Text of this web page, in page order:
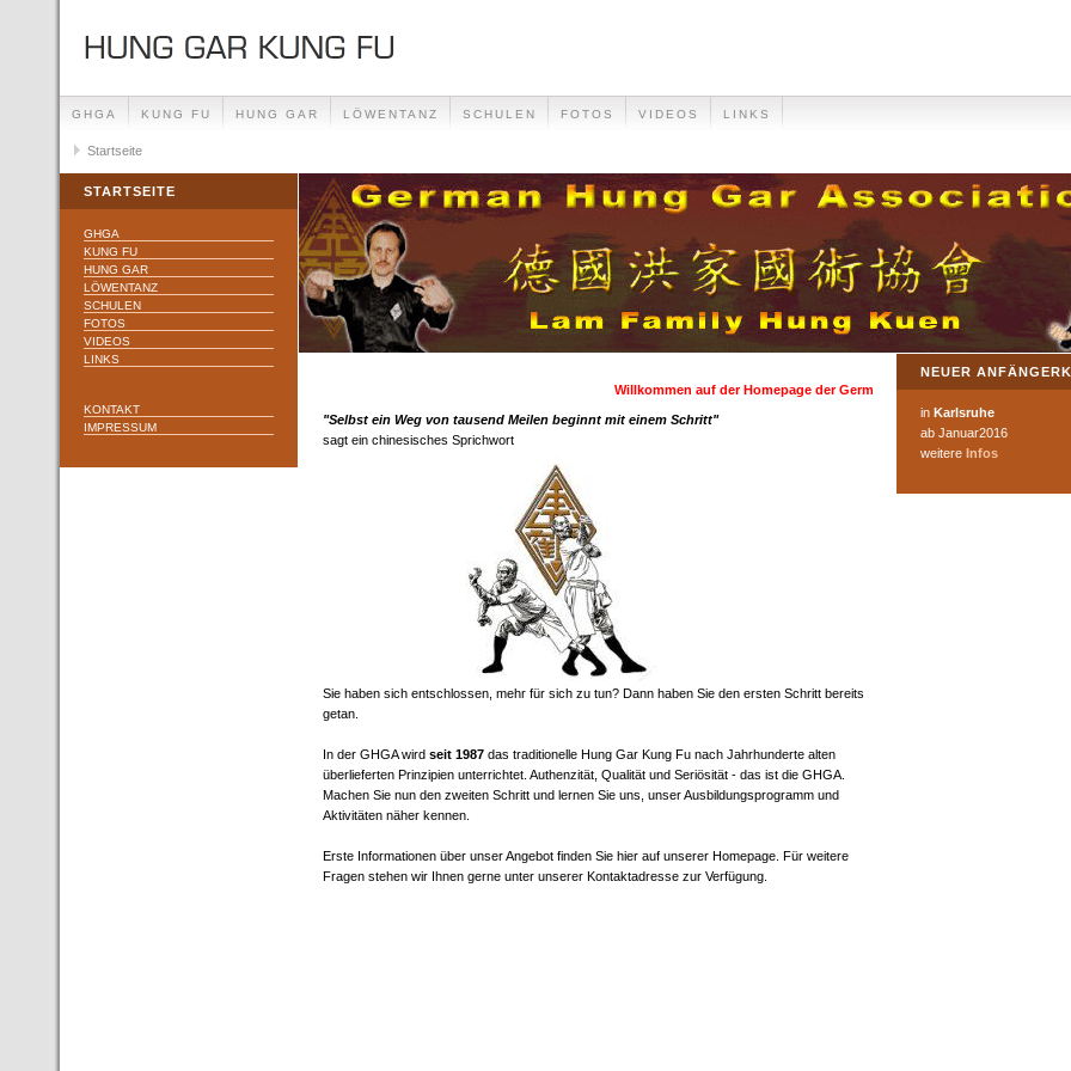
GHGA KUNG FU HUNG GAR LÖWENTANZ SCHULEN FOTOS VIDEOS LINKS
Startseite
STARTSEITE
GHGA
KUNG FU
HUNG GAR
LÖWENTANZ
SCHULEN
FOTOS
VIDEOS
LINKS
KONTAKT
IMPRESSUM
"Selbst ein Weg von tausend Meilen beginnt mit einem Schritt"
sagt ein chinesisches Sprichwort
Sie haben sich entschlossen, mehr für sich zu tun? Dann haben Sie den ersten Schritt bereits
getan.
In der GHGA wird seit 1987 das traditionelle Hung Gar Kung Fu nach Jahrhunderte alten
überlieferten Prinzipien unterrichtet. Authenzität, Qualität und Seriösität - das ist die GHGA.
Machen Sie nun den zweiten Schritt und lernen Sie uns, unser Ausbildungsprogramm und
Aktivitäten näher kennen.
Erste Informationen über unser Angebot finden Sie hier auf unserer Homepage. Für weitere
Fragen stehen wir Ihnen gerne unter unserer Kontaktadresse zur Verfügung.
NEUER
in Karlsruhe
ab Januar2016
weitere Infos